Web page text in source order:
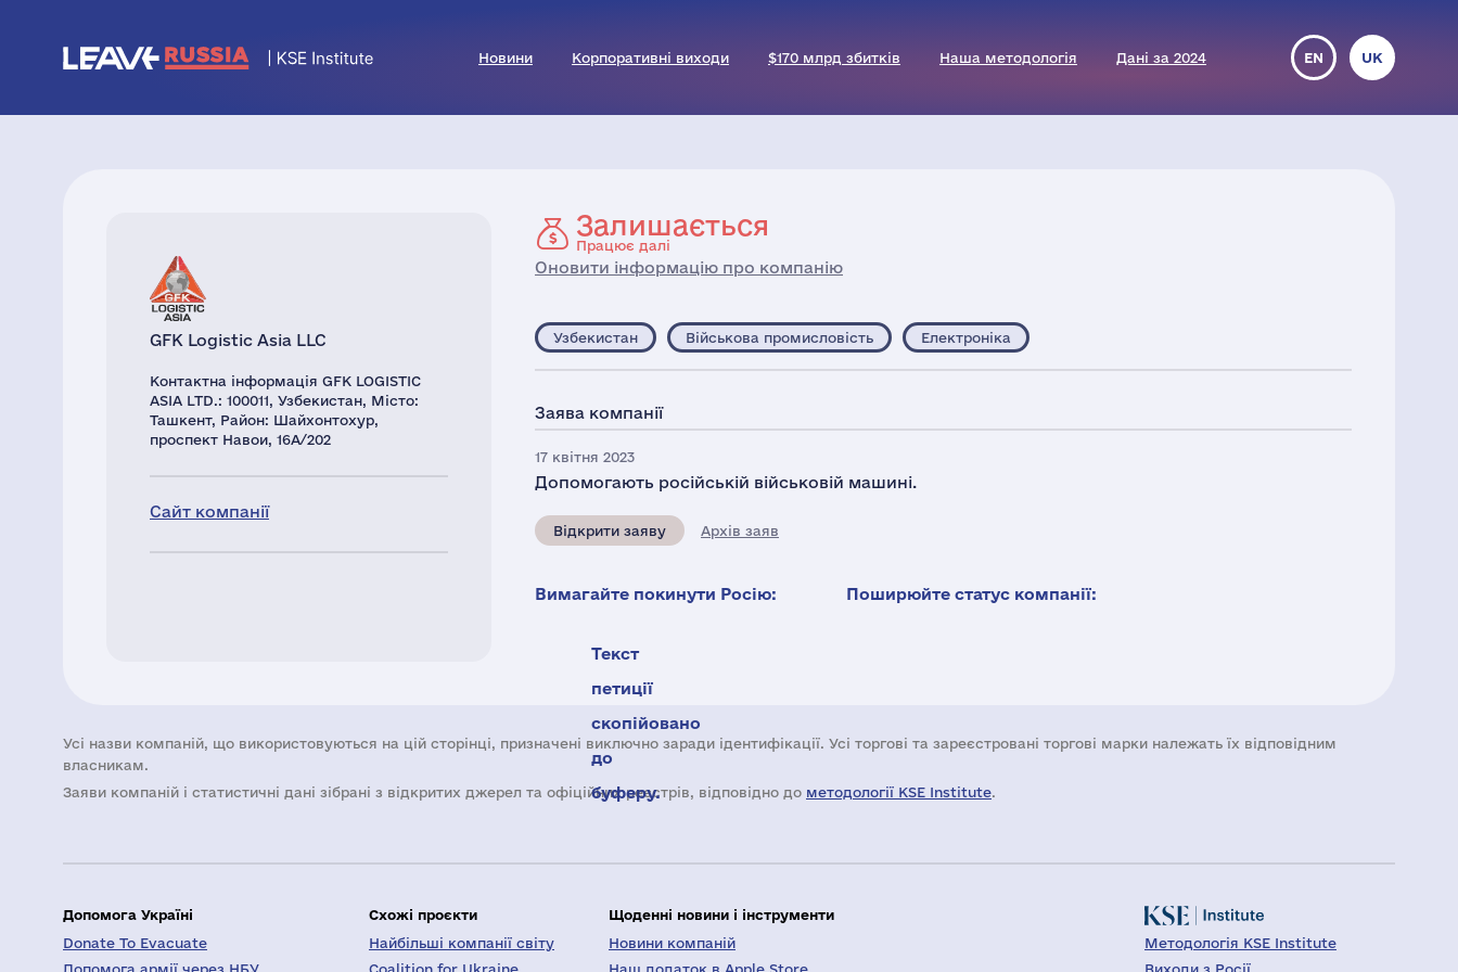
Новини Корпоративні виходи $170 млрд збитків Наша методологія Дані за 2024 EN UK
GFK Logistic Asia LLC
Контактна інформація GFK LOGISTIC
ASIA LTD.: 100011, Узбекистан, Місто:
Ташкент, Район: Шайхонтохур,
проспект Навои, 16А/202
Сайт компанії
Залишається
Працює далі
Оновити інформацію про компанію
Узбекистан Військова промисловість Електроніка
Заява компанії
17 квітня 2023
Допомогають російській військовій машині.
Відкрити заяву Архів заяв
Вимагайте покинути Росію:
Текст
петиції
скопійовано
до
буферу.
Поширюйте статус компанії:
Усі назви компаній, що використовуються на цій сторінці, призначені виключно заради ідентифікації. Усі торгові та зареєстровані торгові марки належать їх відповідним
власникам.
Заяви компаній i статистичні дані зібрані з відкритих джерел та офіційних реєстрів, відповідно до методології KSE Institute.
Допомога Україні
Donate To Evacuate
Допомога армії через НБУ
Схожі проєкти
Найбільші компанії світу
Coalition for Ukraine
Щоденні новини і інструменти
Новини компаній
Наш додаток в Apple Store
Методологія KSE Institute
Виходи з Росії